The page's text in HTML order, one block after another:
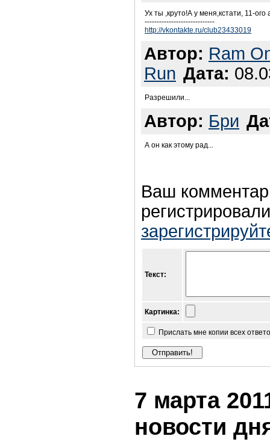
Ух ты ,круто!А у меня,кстати, 11-
-----------------------------
http://vkontakte.ru/club23433019
Автор: Ram
Run Дата:
Разрешили...
Автор: Бри
А он как этому рад...
Ваш
Текст:
Картинка:
Прислать мне копии всех
7 марта
новости